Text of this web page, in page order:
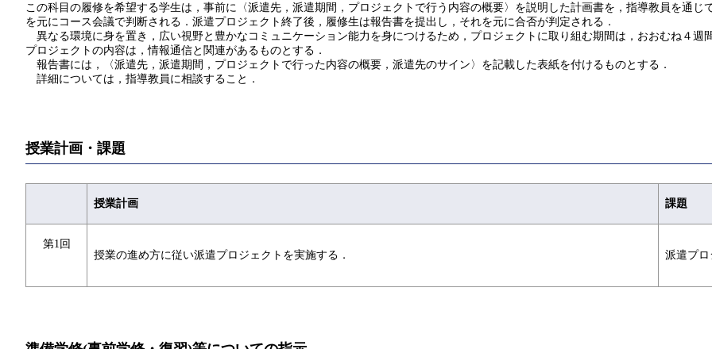
この科目の履修を希望する学生は，事前に〈派遣先，派遣期間，プロジェクトで行う内容の概要〉を説明した計画書を，指導教員を通
を元にコース会議で判断される．派遣プロジェクト終了後，履修生は報告書を提出し，それを元に合否が判定される．
異なる環境に身を置き，広い視野と豊かなコミュニケーション能力を身につけるため，プロジェクトに取り組む期間は，おおむね４週
プロジェクトの内容は，情報通信と関連があるものとする．
報告書には，〈派遣先，派遣期間，プロジェクトで行った内容の概要，派遣先のサイン〉を記載した表紙を付けるものとする．
詳細については，指導教員に相談すること．
授業計画・課題
授業計画 課題
第1回
授業の進め方に従い派遣プロジェクトを実施する．
派遣プロ